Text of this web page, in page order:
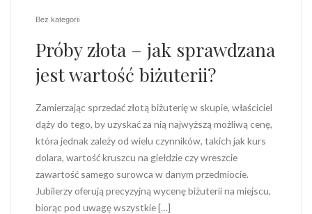
Bez kategorii
Próby złota – jak sprawdzana
jest wartość biżuterii?
Zamierzając sprzedać złotą biżuterię w skupie, właściciel
dąży do tego, by uzyskać za nią najwyższą możliwą cenę,
która jednak zależy od wielu czynników, takich jak kurs
dolara, wartość kruszcu na giełdzie czy wreszcie
zawartość samego surowca w danym przedmiocie.
Jubilerzy oferują precyzyjną wycenę biżuterii na miejscu,
biorąc pod uwagę wszystkie […]